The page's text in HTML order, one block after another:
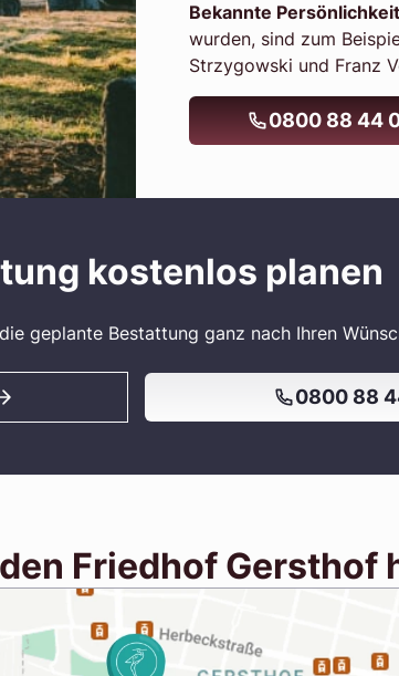
Bekannte
wurden, sind zum
Strzygowski und Franz
0800 88 44
kostenlos planen
geplante Bestattung ganz nach Ihren
0800 88
Friedhof Gersthof